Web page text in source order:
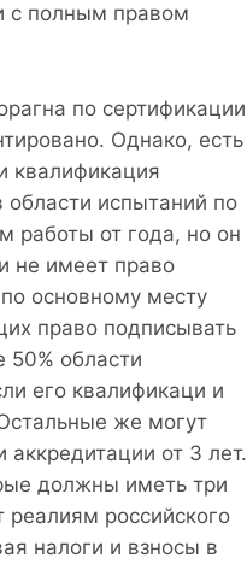
с полным правом
по сертификации
Однако, есть
квалификация
испытаний по
работы от года, но он
не имеет право
основному месту
право подписывать
области
его квалификаци и
же могут
от 3 лет.
должны иметь три
реалиям российского
налоги и взносы в